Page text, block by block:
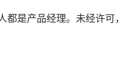
都是产品经理。未经许可，